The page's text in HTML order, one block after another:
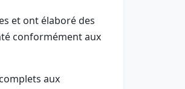
et ont élaboré des
conformément aux
aux